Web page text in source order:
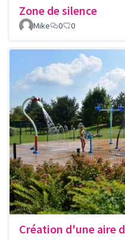
Zone de silence
Mike
0 0
Création d'une aire